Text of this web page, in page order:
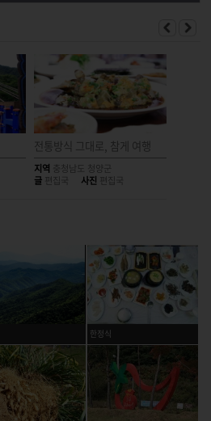
전통방식 그대로, 참게 여행
지역 충청남도 청양군
글 편집국 사진 편집국
한정식